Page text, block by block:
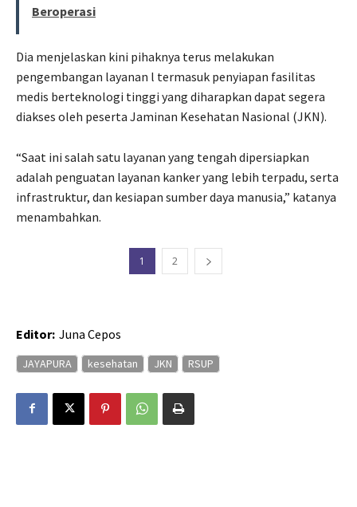
Beroperasi
Dia menjelaskan kini pihaknya terus melakukan
pengembangan layanan l termasuk penyiapan fasilitas
medis berteknologi tinggi yang diharapkan dapat segera
diakses oleh peserta Jaminan Kesehatan Nasional (JKN).
“Saat ini salah satu layanan yang tengah dipersiapkan
adalah penguatan layanan kanker yang lebih terpadu, serta
infrastruktur, dan kesiapan sumber daya manusia,” katanya
menambahkan.
1 2
Editor: Juna Cepos
JAYAPURA kesehatan JKN RSUP